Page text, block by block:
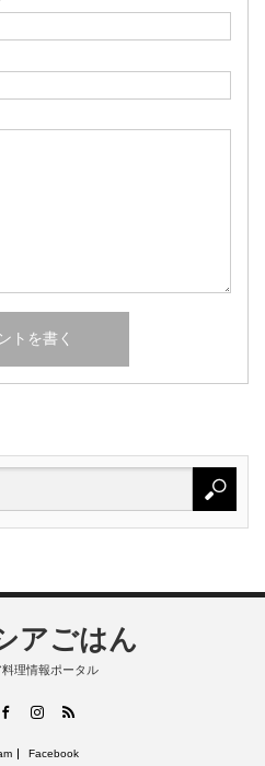
アごはん
理情報ポータル
FacebookInstagram
Facebook